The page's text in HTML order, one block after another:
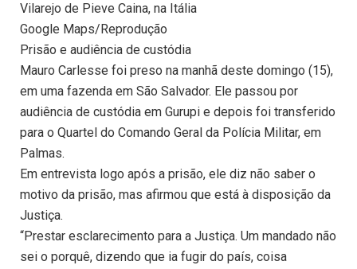
Vilarejo de Pieve Caina, na Itália
Google Maps/Reprodução
Prisão e audiência de custódia
Mauro Carlesse foi preso na manhã deste domingo (15),
em uma fazenda em São Salvador. Ele passou por
audiência de custódia em Gurupi e depois foi transferido
para o Quartel do Comando Geral da Polícia Militar, em
Palmas.
Em entrevista logo após a prisão, ele diz não saber o
motivo da prisão, mas afirmou que está à disposição da
Justiça.
“Prestar esclarecimento para a Justiça. Um mandado não
sei o porquê, dizendo que ia fugir do país, coisa